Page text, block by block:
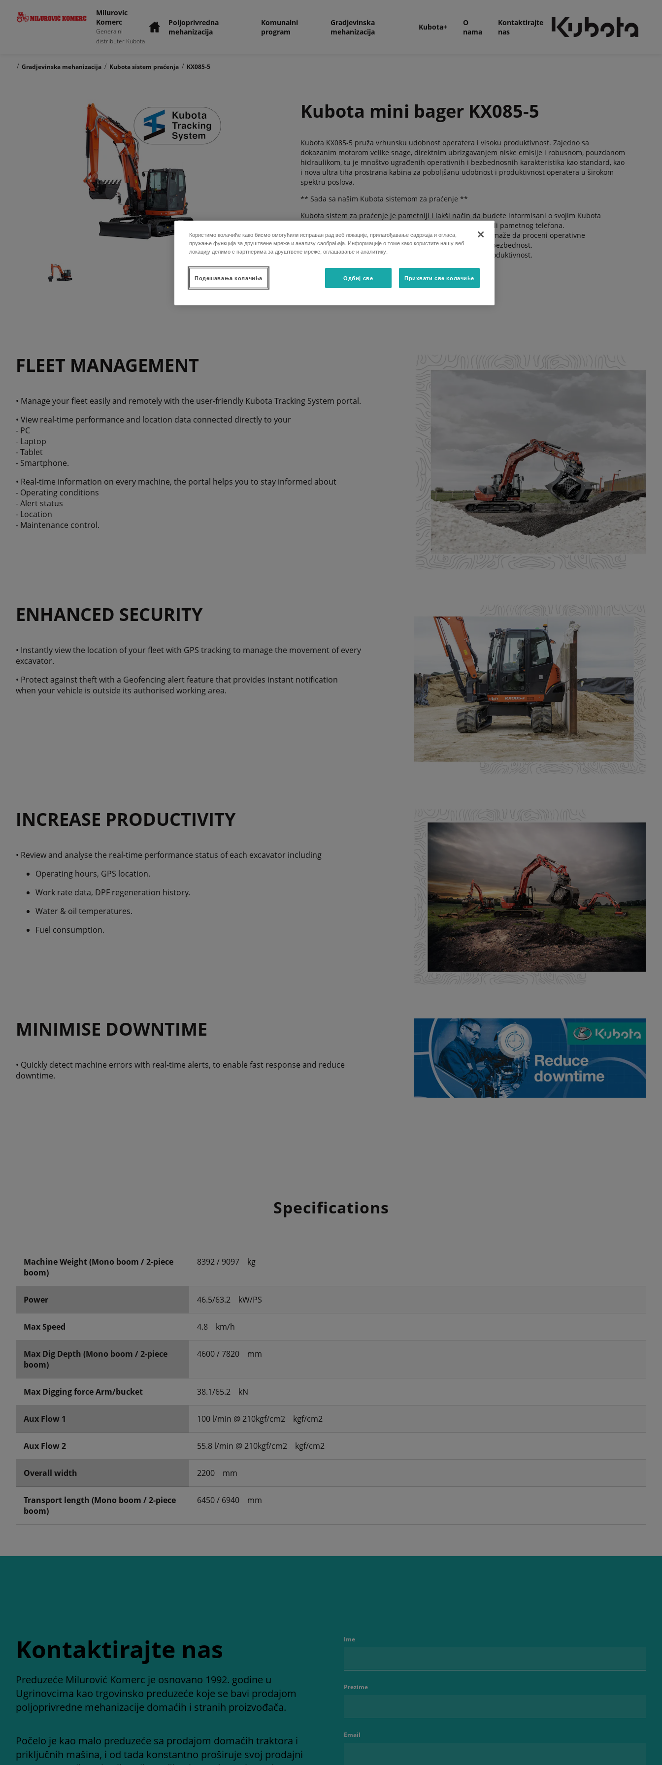
Milurovic
Komerc
Generalni
distributer Kubota
Poljoprivredna
mehanizacija
Komunalni
program
Gradjevinska
mehanizacija
Kubota+
O
nama
Kontaktirajte
nas
/ Gradjevinska mehanizacija / Kubota sistem praćenja / KX085-5
Kubota mini bager KX085-5
Kubota KX085-5 pruža vrhunsku udobnost operatera i visoku produktivnost. Zajedno sa
dokazanim motorom velike snage, direktnim ubrizgavanjem niske emisije i robusnom, pouzdanom
hidraulikom, tu je mnoštvo ugrađenih operativnih i bezbednosnih karakteristika kao standard, kao
i nova ultra tiha prostrana kabina za poboljšanu udobnost i produktivnost operatera u širokom
spektru poslova.
** Sada sa našim Kubota sistemom za praćenje **
Kubota sistem za praćenje je pametniji i lakši način da budete informisani o svojim Kubota
bagerima. Bilo kada sa bilo kog računara, laptopa, tableta ili pametnog telefona.
Kubota je rešenje u realnom vremenu ne samo da vam pomaže da proceni operativne
performanse vašeg voznog parka, takođe može poboljšati bezbednost.
Smanjite zastoje i planirajte održavanje za maksimalnu produktivnost.
ZAHTEVAJTE PONUDU
FLEET MANAGEMENT
• Manage your fleet easily and remotely with the user-friendly Kubota Tracking System portal.
• View real-time performance and location data connected directly to your
- PC
- Laptop
- Tablet
- Smartphone.
• Real-time information on every machine, the portal helps you to stay informed about
- Operating conditions
- Alert status
- Location
- Maintenance control.
ENHANCED SECURITY
• Instantly view the location of your fleet with GPS tracking to manage the movement of every
excavator.
• Protect against theft with a Geofencing alert feature that provides instant notification
when your vehicle is outside its authorised working area.
INCREASE PRODUCTIVITY
• Review and analyse the real-time performance status of each excavator including
Operating hours, GPS location.
Work rate data, DPF regeneration history.
Water & oil temperatures.
Fuel consumption.
MINIMISE DOWNTIME
• Quickly detect machine errors with real-time alerts, to enable fast response and reduce
downtime.
Specifications
Machine Weight (Mono boom / 2-piece
boom)
8392 / 9097 kg
Power 46.5/63.2 kW/PS
Max Speed 4.8 km/h
Max Dig Depth (Mono boom / 2-piece
boom)
4600 / 7820 mm
Max Digging force Arm/bucket 38.1/65.2 kN
Aux Flow 1 100 l/min @ 210kgf/cm2 kgf/cm2
Aux Flow 2 55.8 l/min @ 210kgf/cm2 kgf/cm2
Overall width 2200 mm
Transport length (Mono boom / 2-piece
boom)
6450 / 6940 mm
Kontaktirajte nas
Preduzeće Milurović Komerc je osnovano 1992. godine u
Ugrinovcima kao trgovinsko preduzeće koje se bavi prodajom
poljoprivredne mehanizacije domaćih i stranih proizvođača.
Počelo je kao malo preduzeće sa prodajom domaćih traktora i
priključnih mašina, i od tada konstantno proširuje svoj prodajni
Ime
Prezime
Email
Користимо колачиће како бисмо омогућили исправан рад веб локације, прилагођавање садржаја и огласа,
пружање функција за друштвене мреже и анализу саобраћаја. Информације о томе како користите нашу веб
локацију делимо с партнерима за друштвене мреже, оглашавање и аналитику.
Одбиј све Прихвати све колачиће
Подешавања колачића